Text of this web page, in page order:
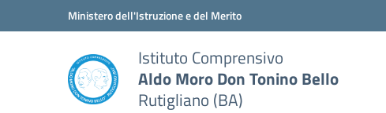
Vai ai contenuti
Vai al menu di navigazioneMinistero dell'Istruzione e del Merito
Istituto Comprensivo
Aldo Moro Don Tonino Bello
Rutigliano (BA)